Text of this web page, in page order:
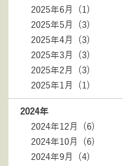
2025年6月 (1)
2025年5月 (3)
2025年4月 (3)
2025年3月 (3)
2025年2月 (3)
2025年1月 (1)
2024年
2024年12月 (6)
2024年10月 (6)
2024年9月 (4)